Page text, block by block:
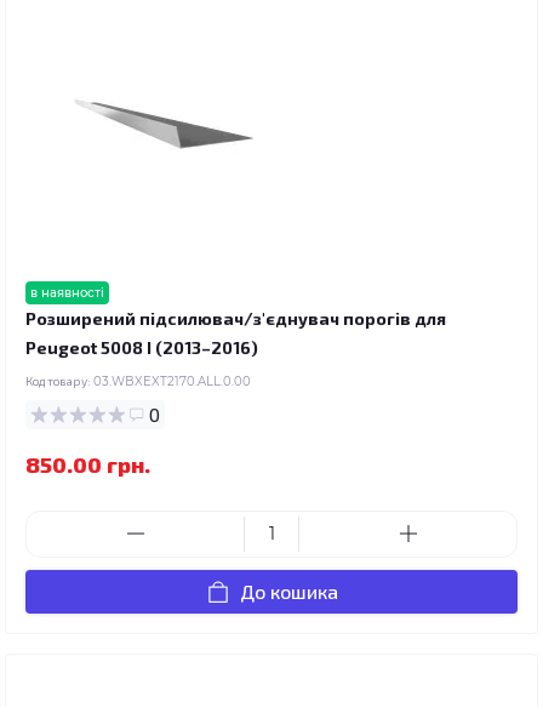
в наявності
Розширений підсилювач/з'єднувач порогів для
Peugeot 5008 I (2013–2016)
Код товару: 03.WBXEXT2170.ALL.0.00
0
850.00 грн.
До кошика